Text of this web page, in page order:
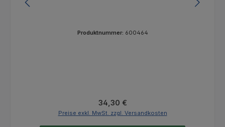
Produktnummer: 600464
Regulärer Preis:
34,30 €
Preise exkl. MwSt. zzgl. Versandkosten